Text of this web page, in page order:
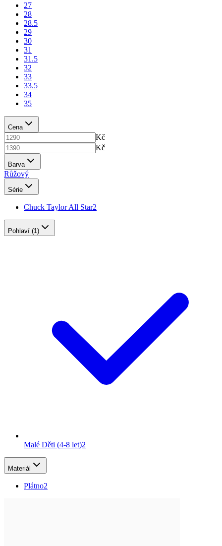
27
28
28.5
29
30
31
31.5
32
33
33.5
34
35
Cena
Kč
Kč
Barva
Růžový
Série
Chuck Taylor All Star2
Pohlaví (1)
Malé Děti (4-8 let)2
Materiál
Plátno2